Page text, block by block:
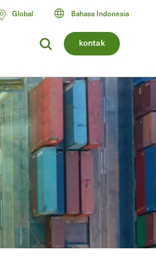
kontak
Global Bahasa Indonesia